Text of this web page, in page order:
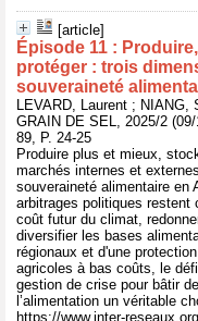
[article]
Épisode 11 :
protéger : trois
souveraineté
LEVARD, Laurent ; NIANG,
GRAIN DE SEL, 2025/2 (09/
89, P. 24-25
Produire plus et mieux,
marchés internes et
souveraineté alimentaire en
arbitrages politiques restent
coût futur du climat,
diversifier les bases
régionaux et d'une
agricoles à bas coûts, le
gestion de crise pour bâtir
l’alimentation un véritable
https://www.inter-